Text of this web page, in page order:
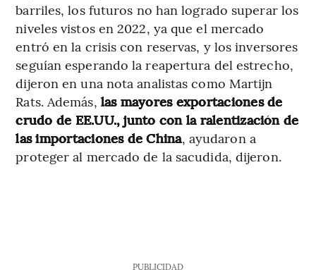
barriles, los futuros no han logrado superar los
niveles vistos en 2022, ya que el mercado
entró en la crisis con reservas, y los inversores
seguían esperando la reapertura del estrecho,
dijeron en una nota analistas como Martijn
Rats. Además, las mayores exportaciones de
crudo de EE.UU., junto con la ralentización de
las importaciones de China, ayudaron a
proteger al mercado de la sacudida, dijeron.
PUBLICIDAD